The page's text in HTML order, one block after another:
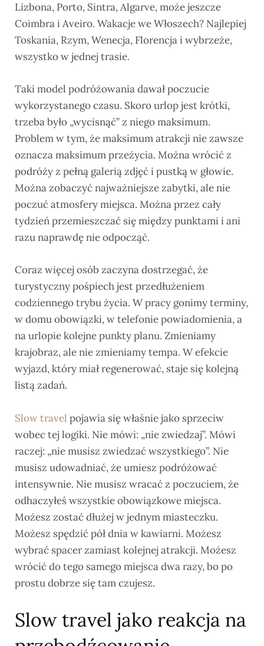
Lizbona, Porto, Sintra, Algarve, może jeszcze
Coimbra i Aveiro. Wakacje we Włoszech? Najlepiej
Toskania, Rzym, Wenecja, Florencja i wybrzeże,
wszystko w jednej trasie.
Taki model podróżowania dawał poczucie
wykorzystanego czasu. Skoro urlop jest krótki,
trzeba było „wycisnąć” z niego maksimum.
Problem w tym, że maksimum atrakcji nie zawsze
oznacza maksimum przeżycia. Można wrócić z
podróży z pełną galerią zdjęć i pustką w głowie.
Można zobaczyć najważniejsze zabytki, ale nie
poczuć atmosfery miejsca. Można przez cały
tydzień przemieszczać się między punktami i ani
razu naprawdę nie odpocząć.
Coraz więcej osób zaczyna dostrzegać, że
turystyczny pośpiech jest przedłużeniem
codziennego trybu życia. W pracy gonimy terminy,
w domu obowiązki, w telefonie powiadomienia, a
na urlopie kolejne punkty planu. Zmieniamy
krajobraz, ale nie zmieniamy tempa. W efekcie
wyjazd, który miał regenerować, staje się kolejną
listą zadań.
Slow travel pojawia się właśnie jako sprzeciw
wobec tej logiki. Nie mówi: „nie zwiedzaj”. Mówi
raczej: „nie musisz zwiedzać wszystkiego”. Nie
musisz udowadniać, że umiesz podróżować
intensywnie. Nie musisz wracać z poczuciem, że
odhaczyłeś wszystkie obowiązkowe miejsca.
Możesz zostać dłużej w jednym miasteczku.
Możesz spędzić pół dnia w kawiarni. Możesz
wybrać spacer zamiast kolejnej atrakcji. Możesz
wrócić do tego samego miejsca dwa razy, bo po
prostu dobrze się tam czujesz.
Slow travel jako reakcja na